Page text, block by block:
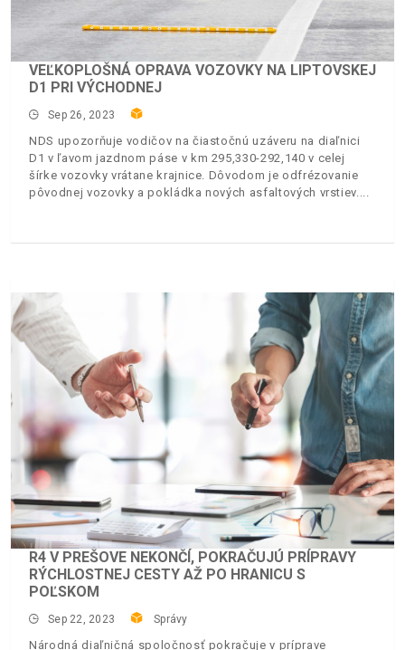
VEĽKOPLOŠNÁ OPRAVA VOZOVKY NA LIPTOVSKEJ
D1 PRI VÝCHODNEJ
Sep 26, 2023
NDS upozorňuje vodičov na čiastočnú uzáveru na diaľnici
D1 v ľavom jazdnom páse v km 295,330-292,140 v celej
šírke vozovky vrátane krajnice. Dôvodom je odfrézovanie
pôvodnej vozovky a pokládka nových asfaltových vrstiev.
R4 V PREŠOVE NEKONČÍ, POKRAČUJÚ PRÍPRAVY
RÝCHLOSTNEJ CESTY AŽ PO HRANICU S
POĽSKOM
Sep 22, 2023 Správy
Národná diaľničná spoločnosť pokračuje v príprave